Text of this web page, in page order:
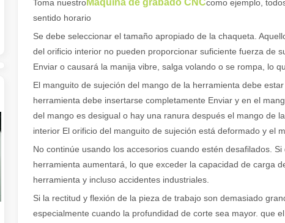
Toma nuestroMáquina de grabado CNCcomo ejemplo,
sentido horario
Se debe seleccionar el tamaño apropiado de la chaqueta.
del orificio interior no pueden proporcionar suficiente fuerza de
Enviar o causará la manija vibre, salga volando o se rompa, lo
El manguito de sujeción del mango de la herramienta debe
herramienta debe insertarse completamente Enviar y en el
del mango es desigual o hay una ranura después el mango de
interior El orificio del manguito de sujeción está deformado y el
No continúe usando los accesorios cuando estén desafilados.
herramienta aumentará, lo que exceder la capacidad de carga
herramienta y incluso accidentes industriales.
Si la rectitud y flexión de la pieza de trabajo son demasiado
especialmente cuando la profundidad de corte sea mayor. que